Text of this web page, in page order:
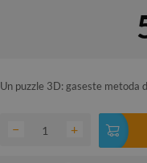
Un puzzle 3D: gaseste metoda
+
−